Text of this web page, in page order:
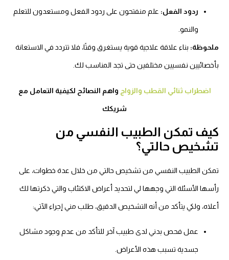
ردود الفعل: علم منفتحون على ردود الفعل ومستعدون للتعلم
والنمو.
ملحوظة: بناء علاقة علاجية قوية يستغرق وقتًا، فلا تتردد في الاستعانة
بأخصائيين نفسيين مختلفين حتى تجد المناسب لك.
اضطراب ثنائي القطب والزواج واهم النصائح لكيفية التعامل مع
شريكك
كيف تمكن الطبيب النفسي من
تشخيص حالتي؟
تمكن الطبيب النفسي من تشخيص حالتي من خلال عدة خطوات، على
رأسها الأسئلة التي وجهها لي لتحديد أعراض الاكتئاب والتي ذكرتها لك
أعلاه، ولكي يتأكد من أنه التشخيص الدقيق، طلب مني إجراء الآتي:
عمل فحص بدني لدى طبيب آخر للتأكد من عدم وجود مشاكل
جسدية تسبب هذه الأعراض.